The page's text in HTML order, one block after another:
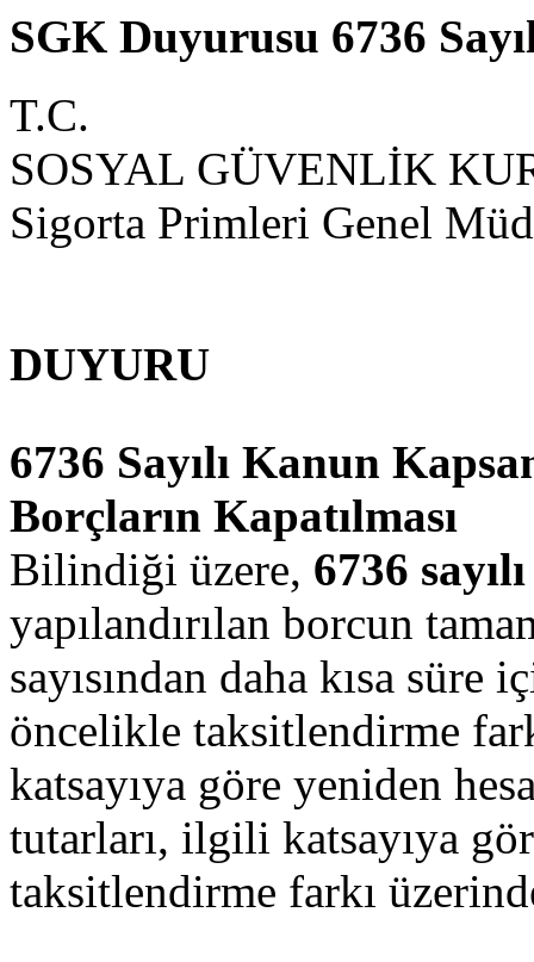
SGK Duyurusu 6736
T.C.
SOSYAL GÜVENLİK
Sigorta Primleri Genel
DUYURU
6736 Sayılı Kanun
Borçların Kapatılması
Bilindiği üzere, 6736
yapılandırılan borcun
sayısından daha kısa
öncelikle taksitlendirme
katsayıya göre yeniden
tutarları, ilgili katsayıya
taksitlendirme farkı